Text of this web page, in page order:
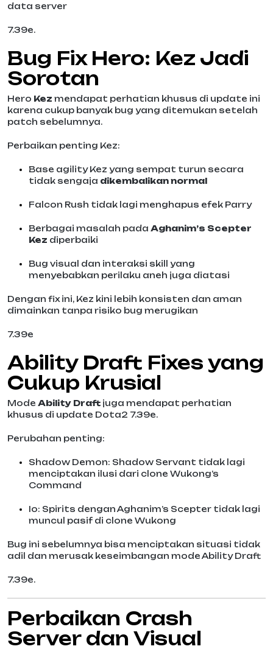
data server
7.39e.
Bug Fix Hero: Kez Jadi
Sorotan
Hero Kez mendapat perhatian khusus di update ini
karena cukup banyak bug yang ditemukan setelah
patch sebelumnya.
Perbaikan penting Kez:
Base agility Kez yang sempat turun secara
tidak sengaja dikembalikan normal
Falcon Rush tidak lagi menghapus efek Parry
Berbagai masalah pada Aghanim’s Scepter
Kez diperbaiki
Bug visual dan interaksi skill yang
menyebabkan perilaku aneh juga diatasi
Dengan fix ini, Kez kini lebih konsisten dan aman
dimainkan tanpa risiko bug merugikan
7.39e
Ability Draft Fixes yang
Cukup Krusial
Mode Ability Draft juga mendapat perhatian
khusus di update Dota2 7.39e.
Perubahan penting:
Shadow Demon: Shadow Servant tidak lagi
menciptakan ilusi dari clone Wukong’s
Command
Io: Spirits dengan Aghanim’s Scepter tidak lagi
muncul pasif di clone Wukong
Bug ini sebelumnya bisa menciptakan situasi tidak
adil dan merusak keseimbangan mode Ability Draft
7.39e.
Perbaikan Crash
Server dan Visual